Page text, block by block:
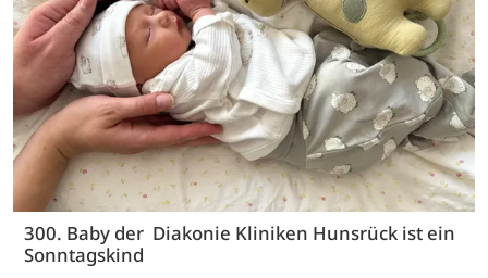
300. Baby der Diakonie Kliniken Hunsrück ist ein
Sonntagskind